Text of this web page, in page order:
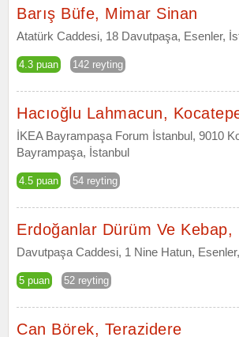
Barış Büfe, Mimar Sinan
Atatürk Caddesi, 18 Davutpaşa, Esenler,
4.3 puan 142 reyting
Hacıoğlu Lahmacun,
İKEA Bayrampaşa Forum İstanbul, 9010
Bayrampaşa, İstanbul
4.5 puan 54 reyting
Erdoğanlar Dürüm Ve Kebap,
Davutpaşa Caddesi, 1 Nine Hatun,
5 puan 52 reyting
Can Börek, Terazidere